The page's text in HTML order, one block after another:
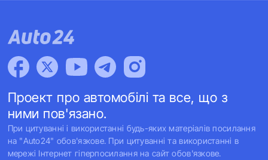
Проект про автомобілі та все, що з
ними пов'язано.
При цитуванні і використанні будь-яких матеріалів посилання
на "Auto24" обов'язкове. При цитуванні та використанні в
мережі Інтернет гіперпосилання на сайт обов'язкове.